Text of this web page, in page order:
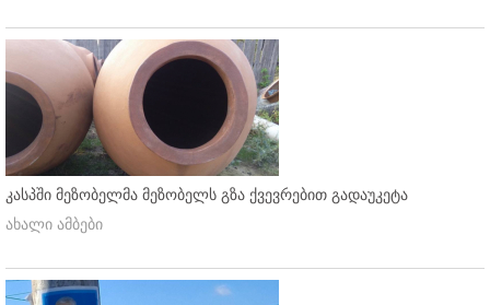
კასპში მეზობელმა მეზობელს გზა ქვევრებით გადაუკეტა
ახალი ამბები